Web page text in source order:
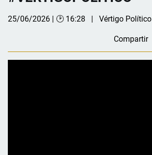
25/06/2026 | 🕑 16:28 Vértigo Político
Compartir